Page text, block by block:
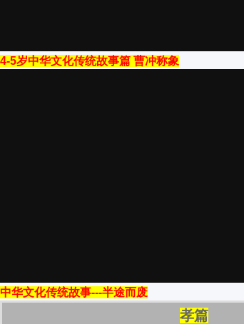
4-5岁中华文化传统故事篇 曹冲称象
中华文化传统故事---半途而废
孝篇